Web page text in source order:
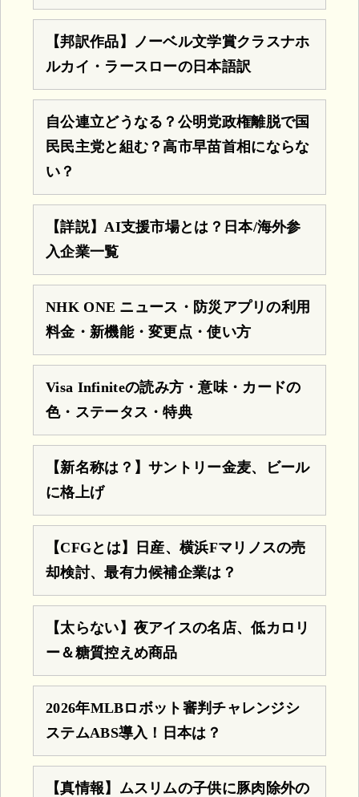
【邦訳作品】ノーベル文学賞クラスナホ
ルカイ・ラースローの日本語訳
自公連立どうなる？公明党政権離脱で国
民民主党と組む？高市早苗首相にならな
い？
【詳説】AI支援市場とは？日本/海外参
入企業一覧
NHK ONE ニュース・防災アプリの利用
料金・新機能・変更点・使い方
Visa Infiniteの読み方・意味・カードの
色・ステータス・特典
【新名称は？】サントリー金麦、ビール
に格上げ
【CFGとは】日産、横浜Fマリノスの売
却検討、最有力候補企業は？
【太らない】夜アイスの名店、低カロリ
ー＆糖質控えめ商品
2026年MLBロボット審判チャレンジシ
ステムABS導入！日本は？
【真情報】ムスリムの子供に豚肉除外の